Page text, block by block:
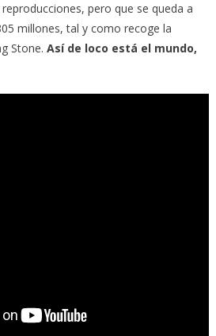
pero que se queda a
millones, tal y como recoge la
Stone. Así de loco está el mundo,